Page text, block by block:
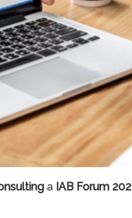
a IAB Forum